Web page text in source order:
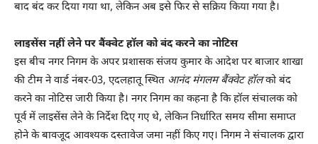
बाद बंद कर दिया गया था, लेकिन अब इसे फिर से सक्रिय किया गया है।
लाइसेंस नहीं लेने पर बैंक्वेट हॉल को बंद करने का नोटिस
इस बीच नगर निगम के अपर प्रशासक संजय कुमार के आदेश पर बाजार शाखा
की टीम ने वार्ड नंबर-03, एदलहातू स्थित आनंद मंगलम बैंक्वेट हॉलको बंद
करने का नोटिस जारी किया है। नगर निगम का कहना है कि हॉल संचालक को
पूर्व में लाइसेंस लेने के निर्देश दिए गए थे, लेकिन निर्धारित समय सीमा समाप्त
होने के बावजूद आवश्यक दस्तावेज जमा नहीं किए गए। निगम ने संचालक द्वारा